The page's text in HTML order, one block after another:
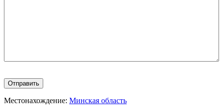
Местонахождение: Минская область